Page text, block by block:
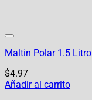
Maltin Polar 1.5 Litro
$4.97
Añadir al carrito